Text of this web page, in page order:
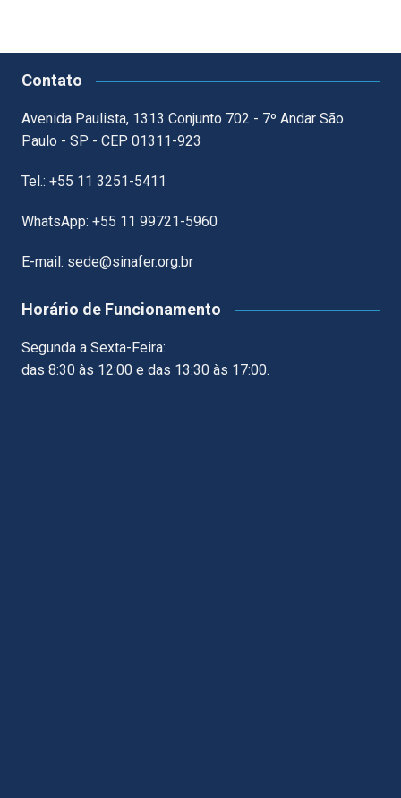
Contato
Avenida Paulista, 1313 Conjunto 702 - 7º Andar São
Paulo - SP - CEP 01311-923
Tel.: +55 11 3251-5411
WhatsApp: +55 11 99721-5960
E-mail: sede@sinafer.org.br
Horário de Funcionamento
Segunda a Sexta-Feira:
das 8:30 às 12:00 e das 13:30 às 17:00.